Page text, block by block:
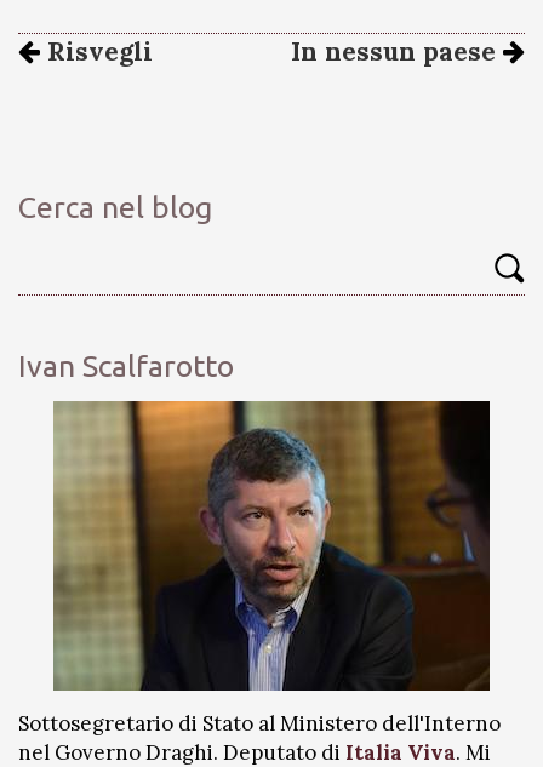
Risvegli In nessun paese
Cerca nel blog
Ivan Scalfarotto
Sottosegretario di Stato al Ministero dell'Interno
nel Governo Draghi. Deputato di Italia Viva. Mi